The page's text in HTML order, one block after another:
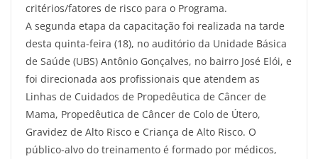
critérios/fatores de risco para o Programa.
A segunda etapa da capacitação foi realizada na tarde
desta quinta-feira (18), no auditório da Unidade Básica
de Saúde (UBS) Antônio Gonçalves, no bairro José Elói, e
foi direcionada aos profissionais que atendem as
Linhas de Cuidados de Propedêutica de Câncer de
Mama, Propedêutica de Câncer de Colo de Útero,
Gravidez de Alto Risco e Criança de Alto Risco. O
público-alvo do treinamento é formado por médicos,